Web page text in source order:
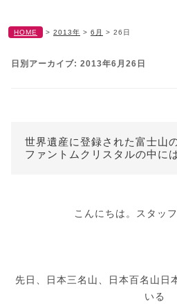
HOME > 2013年 > 6月 > 26日
日別アーカイブ: 2013年6月26日
世界遺産に登録された富士山
ファントムクリスタルの中に
こんにちは。スタッ
先日、日本三名山、日本百名山日
いる